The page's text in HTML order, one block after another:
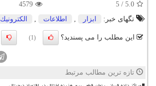
5.0
/
5
4579
تگهای خبر:
ابزار , اطلاعات , الكترونیك
این مطلب را می پسندید؟ (1)
تازه ترین مطالب مرتبط